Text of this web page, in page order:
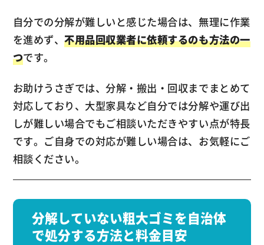
自分での分解が難しいと感じた場合は、無理に作業
を進めず、不用品回収業者に依頼するのも方法の一
つです。
お助けうさぎでは、分解・搬出・回収までまとめて
対応しており、大型家具など自分では分解や運び出
しが難しい場合でもご相談いただきやすい点が特長
です。ご自身での対応が難しい場合は、お気軽にご
相談ください。
分解していない粗大ゴミを自治体
で処分する方法と料金目安